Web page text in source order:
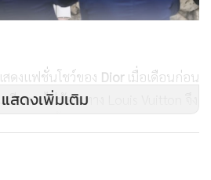
สดงแฟชั่นโชว์ของ Dior เมื่อเดือนก่อน
สียหายไม่น้อย ทาง Louis Vuitton จึง
อมจ่ายเงินให้กับหมอผีลึกลับคนนี้ไม่
แสดงเพิ่มเติม